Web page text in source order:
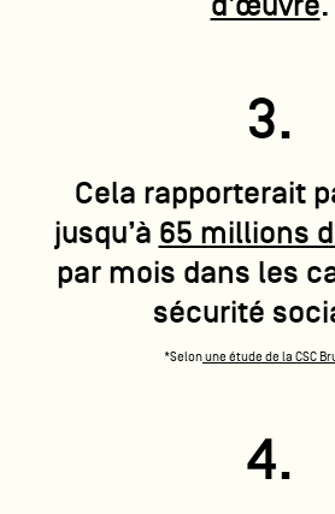
3.
Cela rapporterait
jusqu’à 65 millions
par mois dans les
sécurité
*Selonune étude de la CSC
4.